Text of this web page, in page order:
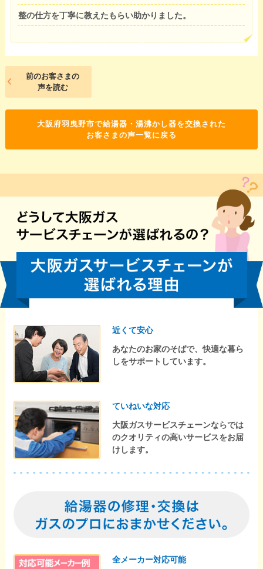
整の仕方を丁寧に教えたもらい助かりました。
前のお客さまの
声を読む
大阪府羽曳野市で給湯器・湯沸かし器を交換された
お客さまの声一覧に戻る
近くて安心
あなたのお家のそばで、快適な暮ら
しをサポートしています。
ていねいな対応
大阪ガスサービスチェーンならでは
のクオリティの高いサービスをお届
けします。
全メーカー対応可能